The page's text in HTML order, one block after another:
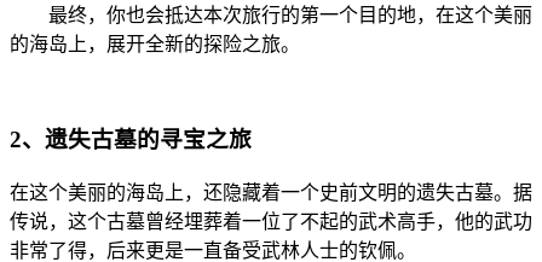
最终，你也会抵达本次旅行的第一个目的地，在这个美丽
的海岛上，展开全新的探险之旅。
2、遗失古墓的寻宝之旅
在这个美丽的海岛上，还隐藏着一个史前文明的遗失古墓。据
传说，这个古墓曾经埋葬着一位了不起的武术高手，他的武功
非常了得，后来更是一直备受武林人士的钦佩。